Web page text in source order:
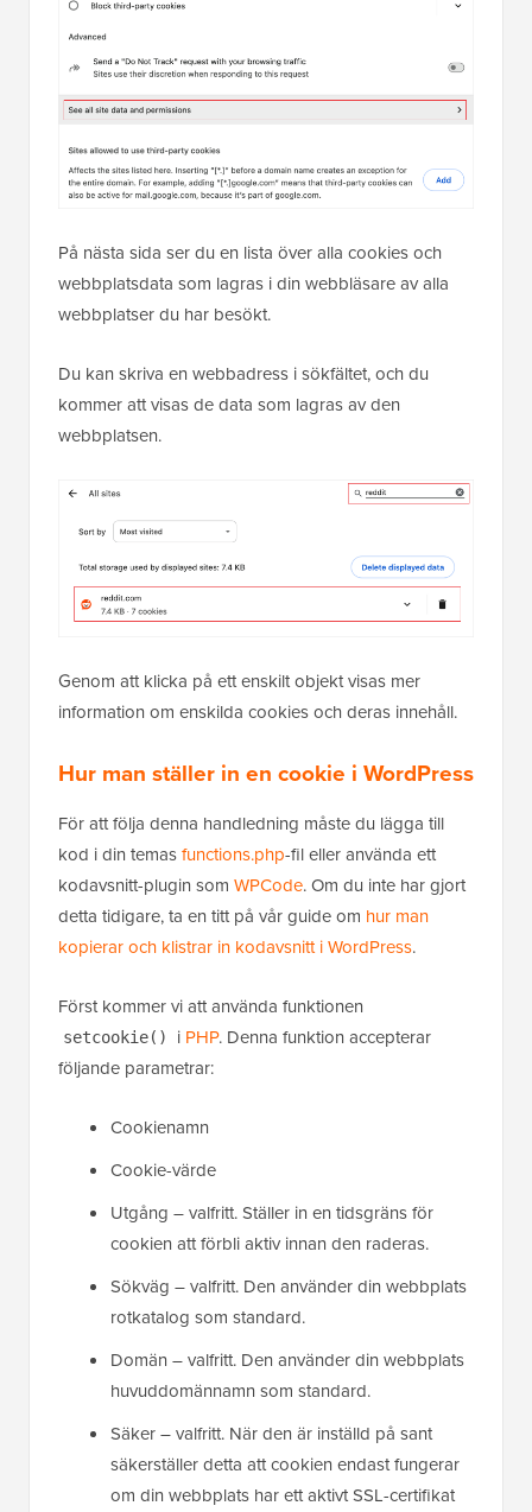
På nästa sida ser du en lista över alla cookies och
webbplatsdata som lagras i din webbläsare av alla
webbplatser du har besökt.
Du kan skriva en webbadress i sökfältet, och du
kommer att visas de data som lagras av den
webbplatsen.
Genom att klicka på ett enskilt objekt visas mer
information om enskilda cookies och deras innehåll.
Hur man ställer in en cookie i WordPress
För att följa denna handledning måste du lägga till
kod i din temasfunctions.php-fil eller använda ett
kodavsnitt-plugin som WPCode. Om du inte har gjort
detta tidigare, ta en titt på vår guide om hur man
kopierar och klistrar in kodavsnitt i WordPress.
Först kommer vi att använda funktionen
setcookie() i PHP. Denna funktion accepterar
följande parametrar:
Cookienamn
Cookie-värde
Utgång – valfritt. Ställer in en tidsgräns för
cookien att förbli aktiv innan den raderas.
Sökväg – valfritt. Den använder din webbplats
rotkatalog som standard.
Domän – valfritt. Den använder din webbplats
huvuddomännamn som standard.
Säker – valfritt. När den är inställd på sant
säkerställer detta att cookien endast fungerar
om din webbplats har ett aktivt SSL-certifikat